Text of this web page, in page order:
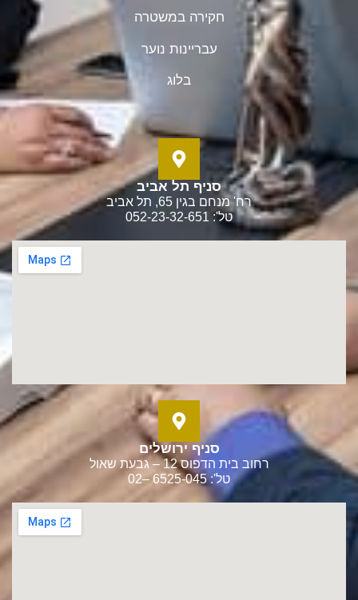
חקירה במשטרה
עבריינות נוער
בלוג
סניף תל אביב
רח' מנחם בגין 65, תל אביב
טל': 052-23-32-651
סניף ירושלים
רחוב בית הדפוס 12 – גבעת שאול
טל': 6525-045 –02